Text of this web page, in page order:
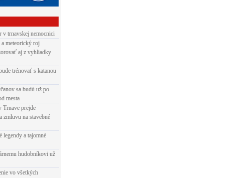
v trnavskej nemocnici
meteorický roj
aj z vyhliadky
trénovať s katanou
sa budú už po
mesta
Trnave prejde
zmluvu na stavebné
legendy a tajomné
hudobníkovi už
vo všetkých